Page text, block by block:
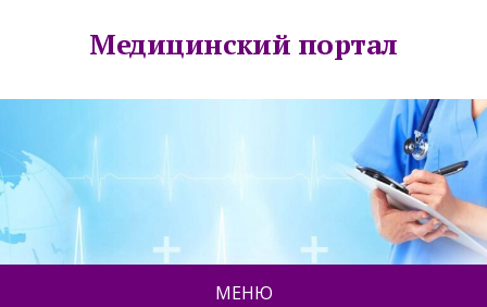
Медицинский портал
МЕНЮ